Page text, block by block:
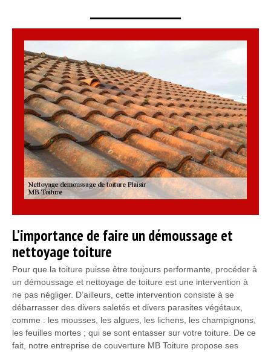
L’importance de faire un démoussage et
nettoyage toiture
Pour que la toiture puisse être toujours performante, procéder à
un démoussage et nettoyage de toiture est une intervention à
ne pas négliger. D’ailleurs, cette intervention consiste à se
débarrasser des divers saletés et divers parasites végétaux,
comme : les mousses, les algues, les lichens, les champignons,
les feuilles mortes ; qui se sont entasser sur votre toiture. De ce
fait, notre entreprise de couverture MB Toiture propose ses